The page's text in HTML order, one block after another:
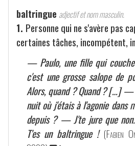
baltringue adjectif et nom masculin.
1. Personne qui ne s'avère pas
certaines tâches, incompétent,
— Paulo, une fille qui
c'est une grosse salope de
Alors, quand ? Quand ? […]
nuit où j'étais à l'agonie dans
depuis ? — J'te jure que
T'es un baltringue ! (Fabien